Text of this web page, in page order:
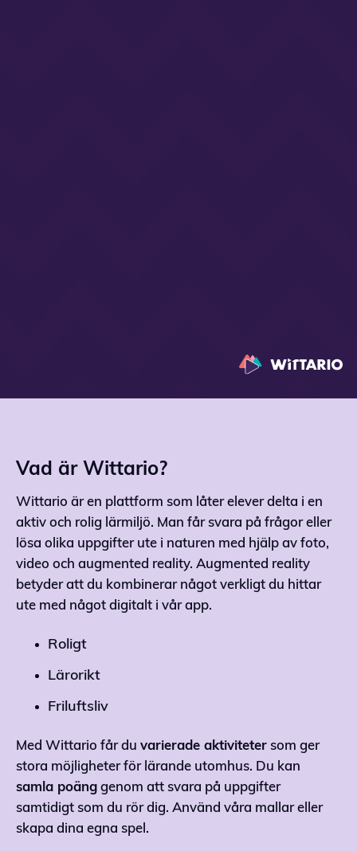
Vad är Wittario?
Wittario är en plattform som låter elever delta i en
aktiv och rolig lärmiljö. Man får svara på frågor eller
lösa olika uppgifter ute i naturen med hjälp av foto,
video och augmented reality. Augmented reality
betyder att du kombinerar något verkligt du hittar
ute med något digitalt i vår app.
Roligt
Lärorikt
Friluftsliv
Med Wittario får du varierade aktiviteter som ger
stora möjligheter för lärande utomhus. Du kan
samla poäng genom att svara på uppgifter
samtidigt som du rör dig. Använd våra mallar eller
skapa dina egna spel.